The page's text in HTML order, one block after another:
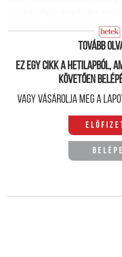
ebben az időszakban.
Tovább
Ez egy cikk a hetilapból,
követően
Vagy vásárolja meg a